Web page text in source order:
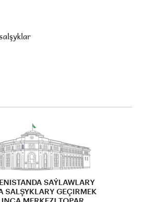
SAÝLAWLARY
SALŞYKLARY GEÇIRMEK